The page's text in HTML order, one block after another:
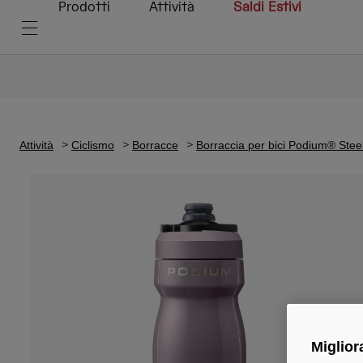
Prodotti Attività Saldi Estivi
Attività Ciclismo Borracce Borraccia per bici Podium®